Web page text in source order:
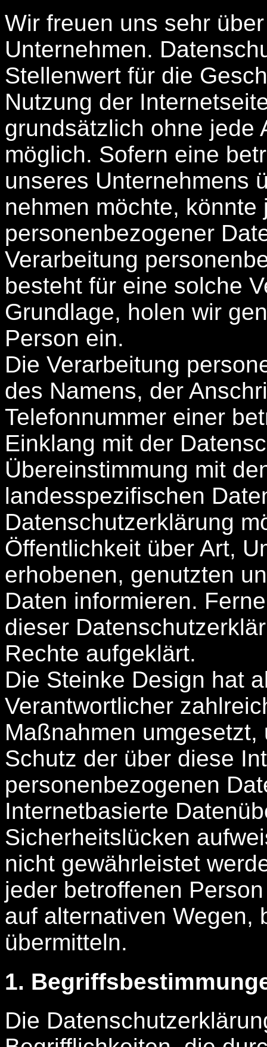
Wir freuen uns sehr
Unternehmen.
Stellenwert für die
Nutzung der
grundsätzlich ohne jede
möglich. Sofern eine
unseres Unternehmens
nehmen möchte,
personenbezogener
Verarbeitung
besteht für eine solche
Grundlage, holen wir
Person ein.
Die Verarbeitung
des Namens, der
Telefonnummer einer
Einklang mit der
Übereinstimmung mit
landesspezifischen
Datenschutzerklärung
Öffentlichkeit über Art,
erhobenen, genutzten
Daten informieren.
dieser
Rechte aufgeklärt.
Die Steinke Design hat
Verantwortlicher
Maßnahmen
Schutz der über diese
personenbezogenen
Internetbasierte
Sicherheitslücken
nicht gewährleistet
jeder betroffenen
auf alternativen Wegen,
übermitteln.
1.
Die